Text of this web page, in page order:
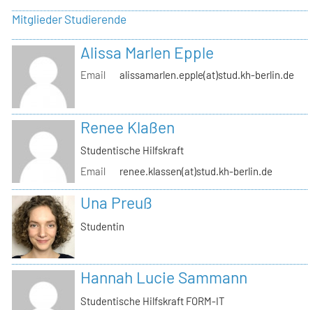
Mitglieder Studierende
Alissa Marlen Epple
Email alissamarlen.epple(at)stud.kh-berlin.de
Renee Klaßen
Studentische Hilfskraft
Email
renee.klassen(at)stud.kh-berlin.de
Una Preuß
Studentin
Hannah Lucie Sammann
Studentische Hilfskraft FORM-IT